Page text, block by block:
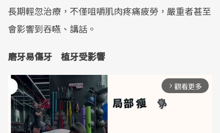
長期輕忽治療，不僅咀嚼肌肉疼痛疲勞，嚴重者甚至
會影響到吞嚥、講話。
磨牙易傷牙 植牙受影響
arrow_forward_ios 觀看更多